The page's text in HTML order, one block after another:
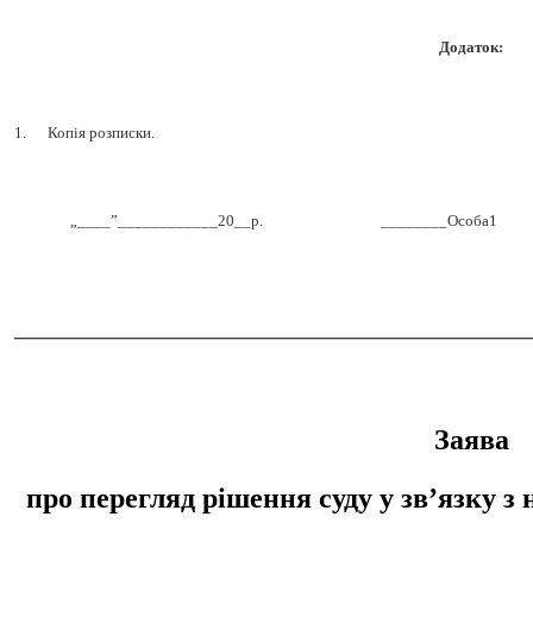
Додаток:
1. Копія розписки.
„____”____________20__р. ________Особа1
Заява
про перегляд рішення суду у зв’язку